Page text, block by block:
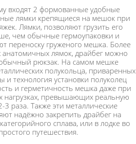
входят 2 формованные удобные
лямки крепящиеся на мешок при
Лямки, позволяют грузить его
чем обычные гермоупаковки и
переноску груженого мешка. Более
анатомичных лямок, драйбег можно
рюкзак. На самом мешке
полукольца, приваренных
и технология установки полуколец
и герметичность мешка даже при
нагрузках, превышающих реальную
3 раза. Также эти металлические
надёжно закрепить драйбег на
сплава, или в лодке во
путешествия.